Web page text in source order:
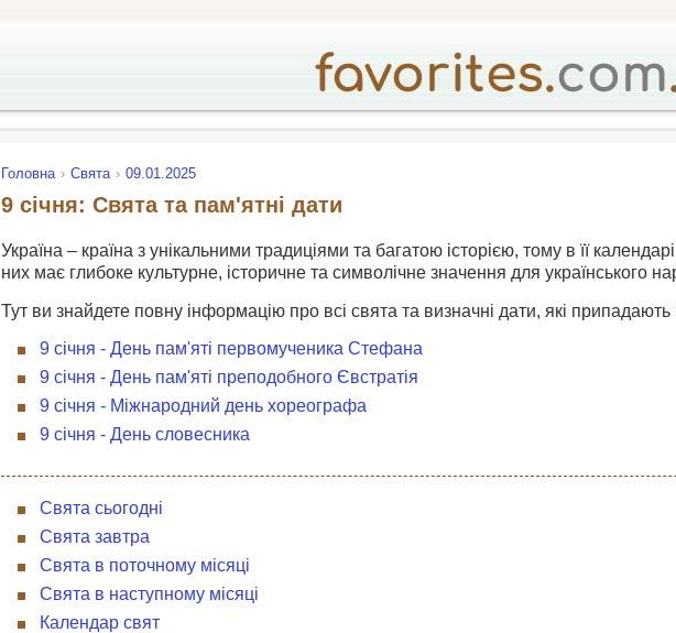
Головна Свята 09.01.2025
9 січня: Свята та пам'ятні дати
Україна – країна з унікальними традиціями та багатою історією, тому в її
них має глибоке культурне, історичне та символічне значення для українського
Тут ви знайдете повну інформацію про всі свята та визначні дати, які припадають
9 січня - День пам'яті первомученика Стефана
9 січня - День пам'яті преподобного Євстратія
9 січня - Міжнародний день хореографа
9 січня - День словесника
Свята сьогодні
Свята завтра
Свята в поточному місяці
Свята в наступному місяці
Календар свят